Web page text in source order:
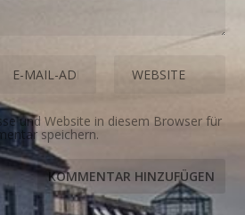
und Website in diesem Browser für
speichern.